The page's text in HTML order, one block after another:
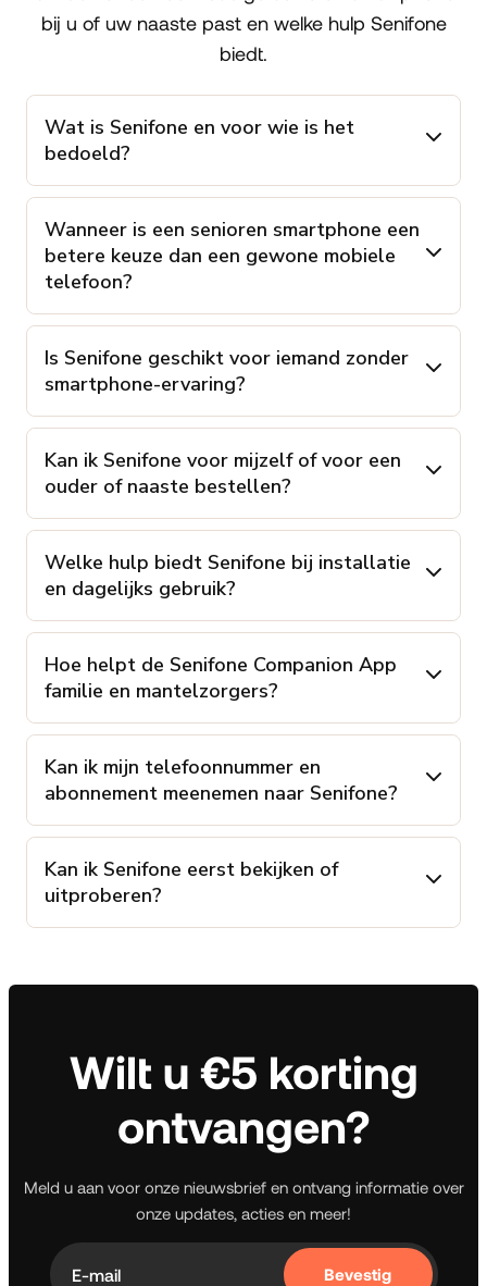
bij u of uw naaste past en welke hulp Senifone
biedt.
Wat is Senifone en voor wie is het
bedoeld?
Wanneer is een senioren smartphone een
betere keuze dan een gewone mobiele
telefoon?
Is Senifone geschikt voor iemand zonder
smartphone-ervaring?
Kan ik Senifone voor mijzelf of voor een
ouder of naaste bestellen?
Welke hulp biedt Senifone bij installatie
en dagelijks gebruik?
Hoe helpt de Senifone Companion App
familie en mantelzorgers?
Kan ik mijn telefoonnummer en
abonnement meenemen naar Senifone?
Kan ik Senifone eerst bekijken of
uitproberen?
Wilt u €5 korting
ontvangen?
Meld u aan voor onze nieuwsbrief en ontvang informatie over
onze updates, acties en meer!
Bevestig